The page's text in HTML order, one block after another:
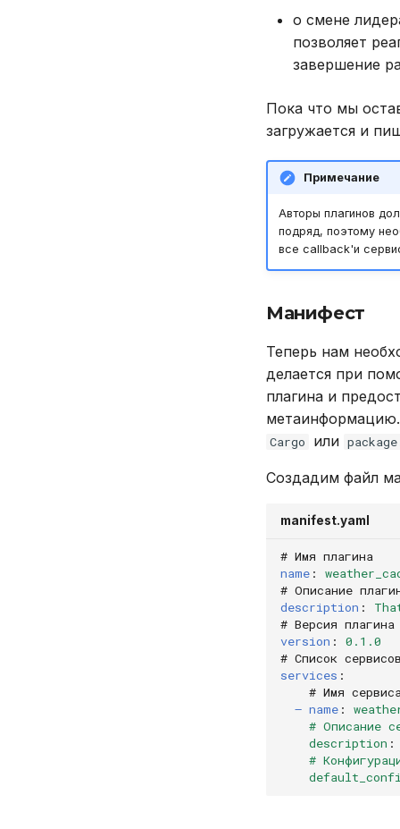
о смене
позволяет
завершение
Пока что мы
загружается и
Примечание
Авторы плагинов
подряд, поэтому
все callback'и
Манифест
Теперь нам
делается при
плагина и
Cargo или
Создадим файл
manifest.yaml
# Имя плагина
name :
# Описание
description :
# Версия
version :
0.1.0
# Список
services :
# Имя
— name :
# Описание
description :
#